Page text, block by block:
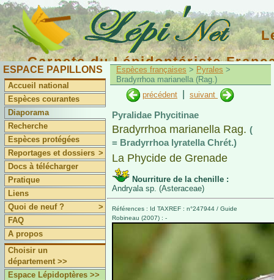
Carnets du Lépidoptériste
ESPACE PAPILLONS
Accueil national
Espèces courantes
Diaporama
Recherche
Espèces protégées
Reportages et dossiers >
Docs à télécharger
Pratique
Liens
Quoi de neuf ?
>
FAQ
A propos
Choisir un
département >>
Espace Lépidoptères >>
Espèces françaises > Pyrales >
Bradyrrhoa marianella (Rag.)
précédent
suivant
Pyralidae Phycitinae
Bradyrrhoa marianella Rag. (
= Bradyrrhoa lyratella Chrét.)
La Phycide de Grenade
Nourriture de la chenille :
Andryala sp. (Asteraceae)
Références : Id TAXREF : n°247944 / Guide
Robineau (2007) : -